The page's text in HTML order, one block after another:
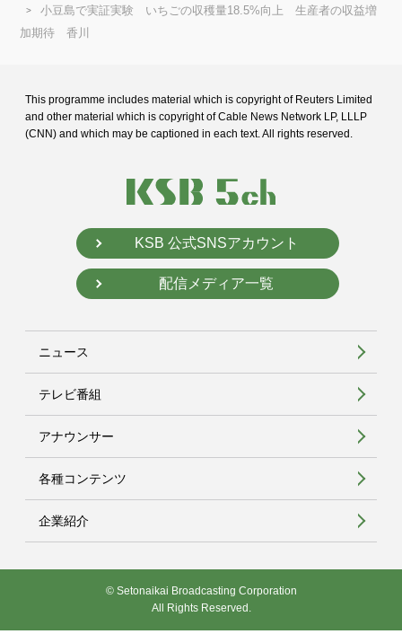
小豆島で実証実験 いちごの収穫量18.5%向上 生産者の収益増
加期待 香川
This programme includes material which is copyright of Reuters Limited
and other material which is copyright of Cable News Network LP, LLLP
(CNN) and which may be captioned in each text. All rights reserved.
KSB 公式SNSアカウント
配信メディア一覧
ニュース
テレビ番組
アナウンサー
各種コンテンツ
企業紹介
© Setonaikai Broadcasting Corporation
All Rights Reserved.